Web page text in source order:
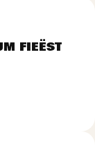
FIEËST